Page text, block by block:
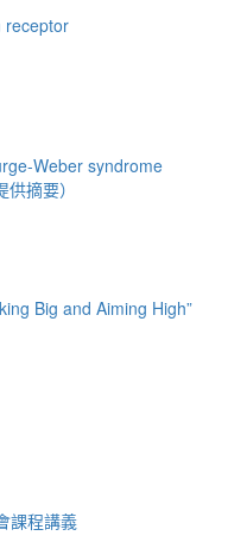
receptor
Weber syndrome
摘要）
Big and Aiming High”
課程講義